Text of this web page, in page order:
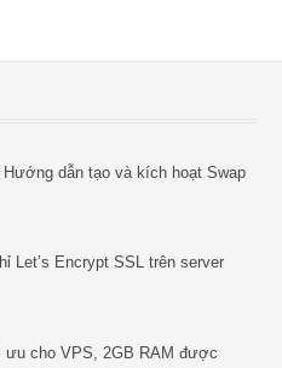
Hướng dẫn tạo và kích hoạt Swap
Let’s Encrypt SSL trên server
ưu cho VPS, 2GB RAM được